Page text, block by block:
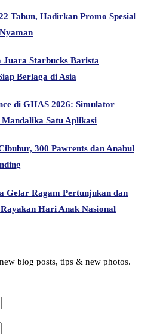
Tahun, Hadirkan Promo Spesial
Juara Starbucks Barista
Berlaga di Asia
di GIIAS 2026: Simulator
Satu Aplikasi
300 Pawrents dan Anabul
Gelar Ragam Pertunjukan dan
Hari Anak Nasional
blog posts, tips & new photos.